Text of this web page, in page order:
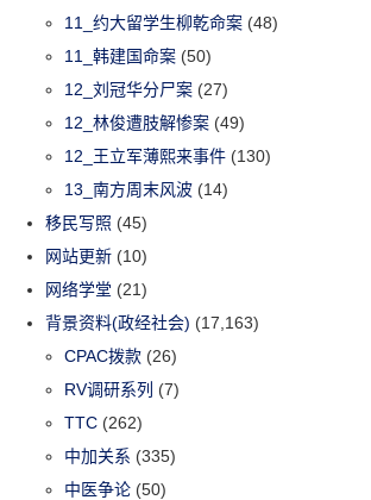
11_约大留学生柳乾命案 (48)
11_韩建国命案 (50)
12_刘冠华分尸案 (27)
12_林俊遭肢解惨案 (49)
12_王立军薄熙来事件 (130)
13_南方周末风波 (14)
移民写照 (45)
网站更新 (10)
网络学堂 (21)
背景资料(政经社会) (17,163)
CPAC拨款 (26)
RV调研系列 (7)
TTC (262)
中加关系 (335)
中医争论 (50)